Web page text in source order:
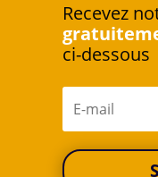
Recevez
ci-dessous